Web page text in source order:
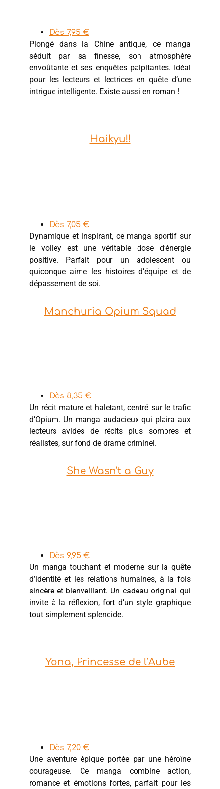
Dès 7,95 €
Plongé dans la Chine antique, ce manga
séduit par sa finesse, son atmosphère
envoûtante et ses enquêtes palpitantes. Idéal
pour les lecteurs et lectrices en quête d’une
intrigue intelligente. Existe aussi en roman !
Haikyu!!
Dès 7,05 €
Dynamique et inspirant, ce manga sportif sur
le volley est une véritable dose d’énergie
positive. Parfait pour un adolescent ou
quiconque aime les histoires d’équipe et de
dépassement de soi.
Manchuria Opium Squad
Dès 8,35 €
Un récit mature et haletant, centré sur le trafic
d’Opium. Un manga audacieux qui plaira aux
lecteurs avides de récits plus sombres et
réalistes, sur fond de drame criminel.
She Wasn't a Guy
Dès 9,95 €
Un manga touchant et moderne sur la quête
d’identité et les relations humaines, à la fois
sincère et bienveillant. Un cadeau original qui
invite à la réflexion, fort d’un style graphique
tout simplement splendide.
Yona, Princesse de l’Aube
Dès 7,20 €
Une aventure épique portée par une héroïne
courageuse. Ce manga combine action,
romance et émotions fortes, parfait pour les